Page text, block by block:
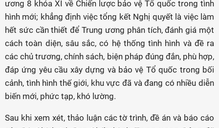
ương 8 khóa XI về Chiến lược bảo vệ Tổ quốc trong tình
hình mới; khẳng định việc tổng kết Nghị quyết là việc làm
hết sức cần thiết để Trung ương phân tích, đánh giá một
cách toàn diện, sâu sắc, có hệ thống tình hình và đề ra
các chủ trương, chính sách, biện pháp đúng đắn, phù hợp,
đáp ứng yêu cầu xây dựng và bảo vệ Tổ quốc trong bối
cảnh, tình hình thế giới, khu vực đã và đang có nhiều diễn
biến mới, phức tạp, khó lường.
Sau khi xem xét, thảo luận các tờ trình, đề án và báo cáo